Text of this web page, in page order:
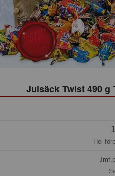
Julsäck Twist 490 g
Hel